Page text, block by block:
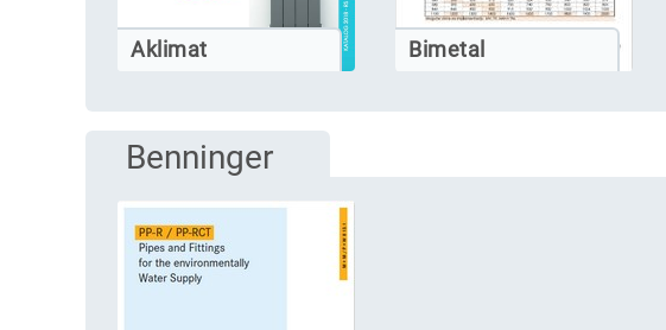
Aklimat Bimetal
Benninger